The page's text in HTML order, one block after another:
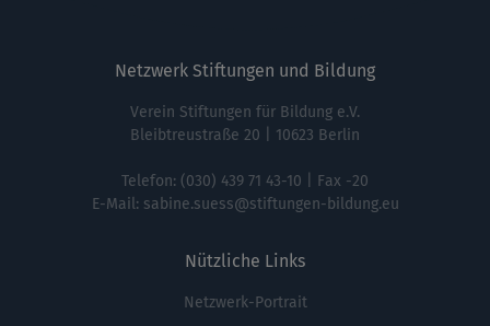
Netzwerk Stiftungen und Bildung
Verein Stiftungen für Bildung e.V.
Bleibtreustraße 20 | 10623 Berlin
Telefon: (030) 439 71 43-10 | Fax -20
E-Mail: sabine.suess@stiftungen-bildung.eu
Nützliche Links
Netzwerk-Portrait